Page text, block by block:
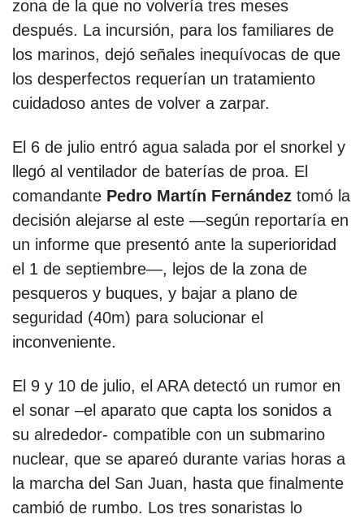
zona de la que no volvería tres meses
después. La incursión, para los familiares de
los marinos, dejó señales inequívocas de que
los desperfectos requerían un tratamiento
cuidadoso antes de volver a zarpar.
El 6 de julio entró agua salada por el snorkel y
llegó al ventilador de baterías de proa. El
comandante Pedro Martín Fernández tomó la
decisión alejarse al este —según reportaría en
un informe que presentó ante la superioridad
el 1 de septiembre—, lejos de la zona de
pesqueros y buques, y bajar a plano de
seguridad (40m) para solucionar el
inconveniente.
El 9 y 10 de julio, el ARA detectó un rumor en
el sonar –el aparato que capta los sonidos a
su alrededor- compatible con un submarino
nuclear, que se apareó durante varias horas a
la marcha del San Juan, hasta que finalmente
cambió de rumbo. Los tres sonaristas lo